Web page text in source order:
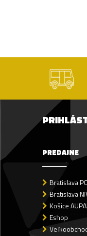
PREDAJNE
Bratislava
Bratislava
Košice
Eshop